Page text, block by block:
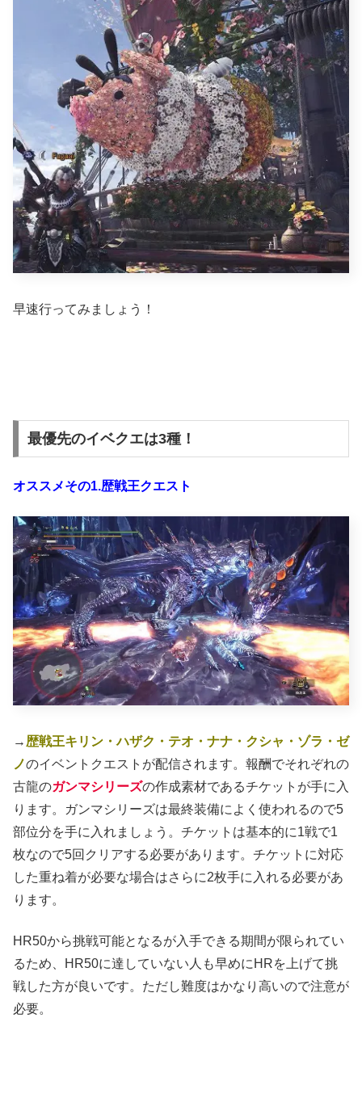
早速行ってみましょう！
最優先のイベクエは3種！
オススメその1.歴戦王クエスト
→ 歴戦王キリン・ハザク・テオ・ナナ・クシャ・ゾラ・ゼ
ノのイベントクエストが配信されます。報酬でそれぞれの
古龍のガンマシリーズの作成素材であるチケットが手に入
ります。ガンマシリーズは最終装備によく使われるので5
部位分を手に入れましょう。チケットは基本的に1戦で1
枚なので5回クリアする必要があります。チケットに対応
した重ね着が必要な場合はさらに2枚手に入れる必要があ
ります。
HR50から挑戦可能となるが入手できる期間が限られてい
るため、HR50に達していない人も早めにHRを上げて挑
戦した方が良いです。ただし難度はかなり高いので注意が
必要。